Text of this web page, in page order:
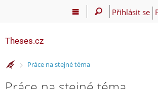
Přihlásit se
Theses.cz
>Práce na stejné téma